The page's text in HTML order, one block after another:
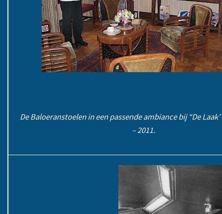
De Baloeranstoelen in een passende ambiance bij “De
– 2011.